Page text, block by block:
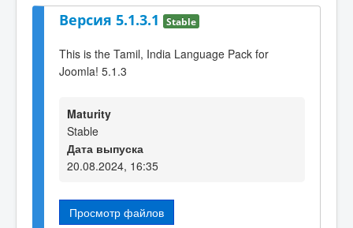
Версия 5.1.3.1 Stable
This is the Tamil, India Language Pack for
Joomla! 5.1.3
Maturity
Stable
Дата выпуска
20.08.2024, 16:35
Просмотр файлов